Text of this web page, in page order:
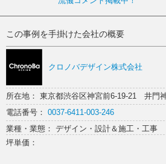
ない素材をセレクトし、十分に光が差し込む
まで、あたたかくお客様をお出迎えします。
店内に足を踏み入れると、ナチュラルで可
ます。とくに、奥の壁に使用しているアイ
の取手部分には流木を使用しており、すべて
物｣の素材にこだわっているように、内装の
材のこだわりがつまっています。
ほっと一息ついて席につけば、店内は明る
両隣に建物を感じさせないほど。
初めて入った方も、自然の中にいる時に感じ
この事例を手掛けた会社の概要
クロノバデザイン株式会社
所在地： 東京都渋谷区神宮前6-19-21 井門
電話番号： 0037-6411-003-246
業種・業態： デザイン・設計＆施工・工事
坪単価：